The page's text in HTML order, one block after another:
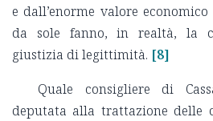
e dall’enorme valore
da sole fanno, in realtà, la
giustizia di legittimità. [8]
Quale consigliere di
deputata alla trattazione delle